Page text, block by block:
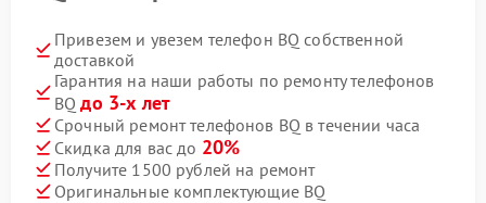
Привезем и увезем телефон BQ собственной
доставкой
Гарантия на наши работы по ремонту телефонов
BQдо 3-х лет
Срочный ремонт телефонов BQ в течении часа
Скидка для вас до 20%
Получите 1500 рублей на ремонт
Оригинальные комплектующие BQ